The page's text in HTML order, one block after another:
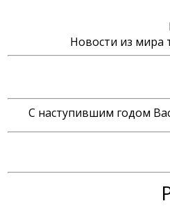
Новости из мира
С наступившим годом Вас,